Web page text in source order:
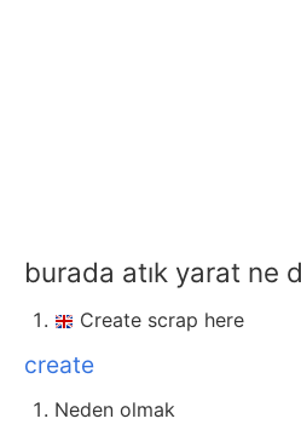
burada atık yarat ne
Create scrap here
create
Neden olmak